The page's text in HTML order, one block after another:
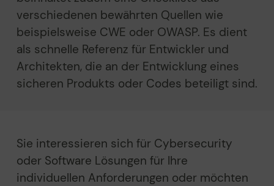
verschiedenen bewährten Quellen wie
beispielsweise CWE oder OWASP. Es dient
als schnelle Referenz für Entwickler und
Architekten, die an der Entwicklung eines
sicheren Produkts oder Codes beteiligt sind.
Sie interessieren sich für Cybersecurity
oder Software Lösungen für Ihre
individuellen Anforderungen oder möchten